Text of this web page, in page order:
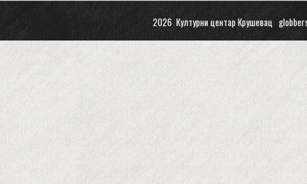
2026 Културни центар Крушевац